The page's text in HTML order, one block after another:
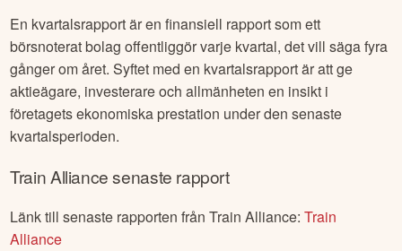
En kvartalsrapport är en finansiell rapport som ett
börsnoterat bolag offentliggör varje kvartal, det vill säga fyra
gånger om året. Syftet med en kvartalsrapport är att ge
aktieägare, investerare och allmänheten en insikt i
företagets ekonomiska prestation under den senaste
kvartalsperioden.
Train Alliancesenaste rapport
Länk till senaste rapporten frånTrain Alliance:Train
Alliance